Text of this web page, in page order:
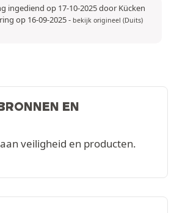
ingediend op 17-10-2025 door Kücken
op 16-09-2025- bekijk origineel (Duits)
EN
veiligheid en producten.